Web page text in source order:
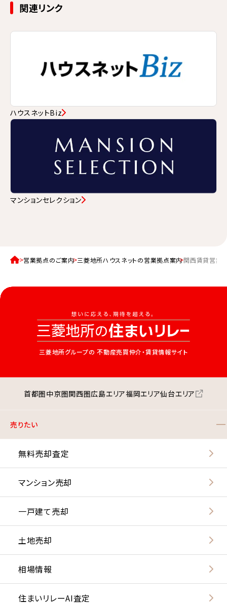
関連リンク
ハウスネットBiz
マンションセレクション
営業拠点のご案内 三菱地所ハウスネットの営業拠点案内関西賃貸営業
三菱地所グループの 不動産売買仲介・賃貸情報サイト
首都圏中京圏関西圏広島エリア福岡エリア仙台エリア
売りたい
無料売却査定
マンション売却
一戸建て売却
土地売却
相場情報
住まいリレーAI査定